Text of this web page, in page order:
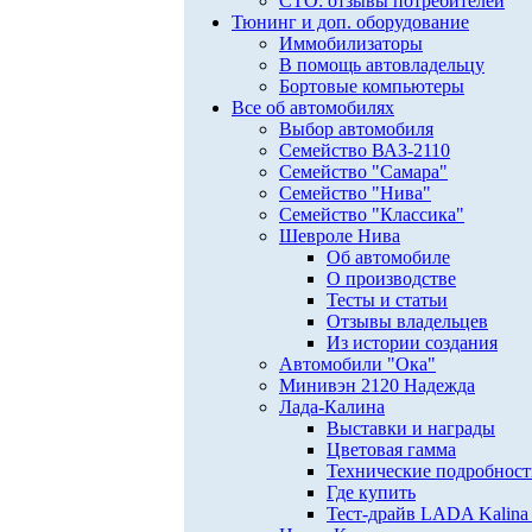
Тюнинг и доп. оборудование
Иммобилизаторы
В помощь автовладельцу
Бортовые компьютеры
Все об автомобилях
Выбор автомобиля
Семейство ВАЗ-2110
Семейство "Самара"
Семейство "Нива"
Семейство "Классика"
Шевроле Нива
Об автомобиле
О производстве
Тесты и статьи
Отзывы владельцев
Из истории создания
Автомобили "Ока"
Минивэн 2120 Надежда
Лада-Калина
Выставки и награды
Цветовая гамма
Технические
Где купить
Тест-драйв LADA Kalina